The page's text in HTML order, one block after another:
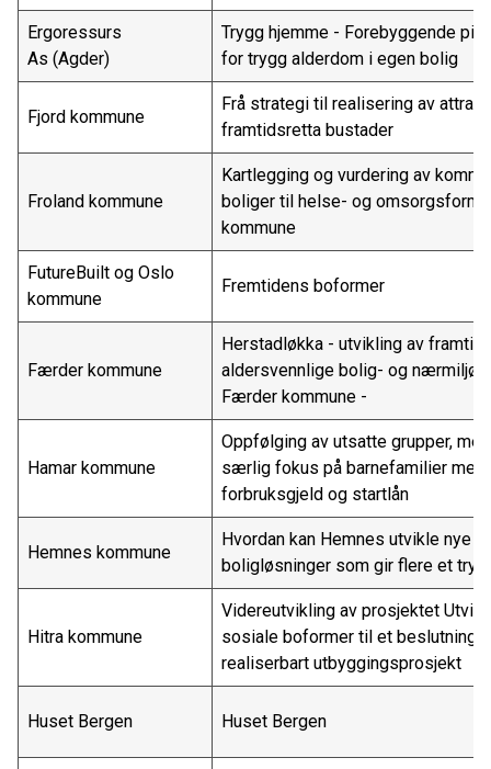
Ergoressurs
As (Agder)
Trygg hjemme - Forebyggende
for trygg alderdom i egen bolig
Fjord kommune
Frå strategi til realisering av
framtidsretta bustader
Froland kommune
Kartlegging og vurdering av
boliger til helse- og
kommune
FutureBuilt og Oslo
kommune
Fremtidens boformer
Færder kommune
Herstadløkka - utvikling av
aldersvennlige bolig- og
Færder kommune -
Hamar kommune
Oppfølging av utsatte grupper, med
særlig fokus på barnefamilier med
forbruksgjeld og startlån
Hemnes kommune
Hvordan kan Hemnes utvikle nye
boligløsninger som gir flere et
Hitra kommune
Videreutvikling av prosjektet
sosiale boformer til et
realiserbart utbyggingsprosjekt
Huset Bergen Huset Bergen